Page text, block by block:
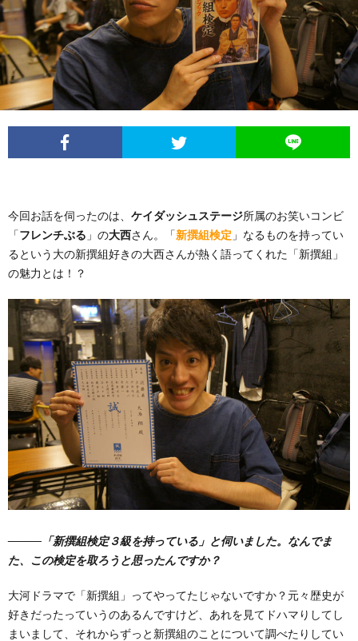
ベ
ト
ポ
ト
タ
タ
ュ
笑
芸
今回お話を伺ったのは、 ケイダッシュステージ所属のお笑いコンビ
「フレンチぶる 」の大西さん。「新撰組検定 」なるものを持ってい
るという大の新撰組好きの大西さんが熱く語ってくれた「新撰組」
の魅力とは！？
―――「新撰組検定３級を持っている」と伺いました。なんでま
た、この検定を取ろうと思ったんですか？
大河ドラマで「新撰組」ってやってたじゃないですか？元々歴史が
好きだったっていうのあるんですけど、あれを見てドハマりしてし
まいまして、それからずっと新撰組のことについて調べたりしてい